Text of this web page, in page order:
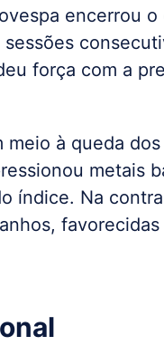
encerrou
força com a
meio à queda
metais
índice. Na